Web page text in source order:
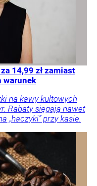
14,99 zł zamiast
warunek
na kawy kultowych
Rabaty sięgają nawet
„haczyki” przy kasie.